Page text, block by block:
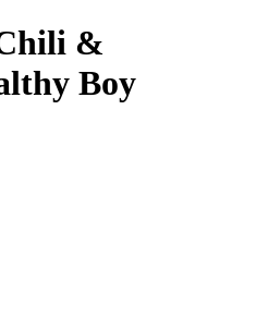
&
Boy